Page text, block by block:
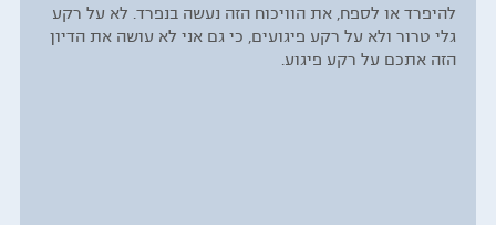
להיפרד או לספח, את הוויכוח הזה נעשה בנפרד. לא על רקע
גלי טרור ולא על רקע פיגועים, כי גם אני לא עושה את הדיון
הזה אתכם על רקע פיגוע.